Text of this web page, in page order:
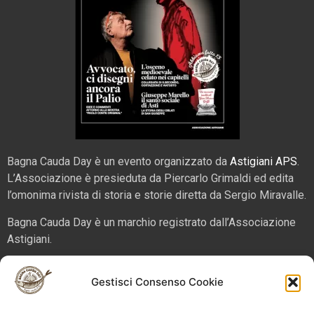
Gestisci Consenso Cookie
Bagna Cauda Day è un evento organizzato da Astigiani APS.
L’Associazione è presieduta da Piercarlo Grimaldi ed edita
l’omonima rivista di storia e storie diretta da Sergio Miravalle.
Bagna Cauda Day è un marchio registrato dall’Associazione
Astigiani.
La nostra sede è in via San Martino 2 (angolo corso Alfieri),
14100 – Asti. Tel. 324 5654070 emailinfo@bagnacaudaday.it